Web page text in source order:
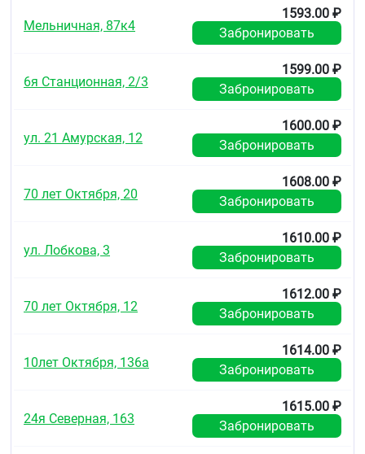
Мельничная, 87к4
1593.00 ₽
Забронировать
6я Станционная, 2/3
1599.00 ₽
Забронировать
ул. 21 Амурская, 12
1600.00 ₽
Забронировать
70 лет Октября, 20
1608.00 ₽
Забронировать
ул. Лобкова, 3
1610.00 ₽
Забронировать
70 лет Октября, 12
1612.00 ₽
Забронировать
10лет Октября, 136а
1614.00 ₽
Забронировать
24я Северная, 163
1615.00 ₽
Забронировать